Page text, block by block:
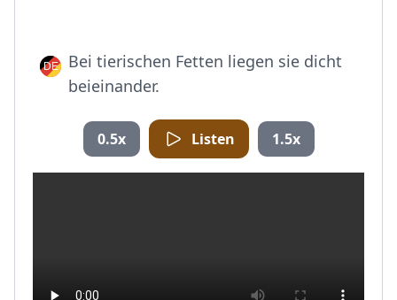
Bei tierischen Fetten liegen sie dicht
beieinander.
0.5x Listen 1.5x